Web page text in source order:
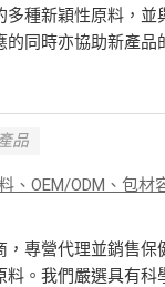
多種新穎性原料，
同時亦協助新產品
品
、OEM/ODM、包材
專營代理並銷售
。我們嚴選具有